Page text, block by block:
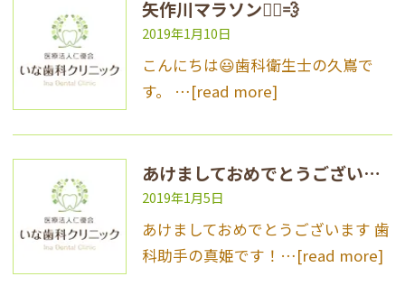
矢作川マラソン🏃‍♀️💨
2019年1月10日
こんにちは😃歯科衛生士の久嶌で
す。 …[read more]
あけましておめでとうございます！
2019年1月5日
あけましておめでとうございます 歯
科助手の真姫です！…[read more]